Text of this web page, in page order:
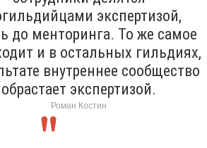
экспертизой,
до менторинга. То же самое
и в остальных гильдиях,
внутреннее сообщество
обрастает экспертизой.
Роман Костин